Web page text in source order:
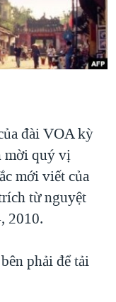
CUỘC'
NAM
SÂM
đài VOA kỳ
mời quý vị
mới viết của
từ nguyệt
2010.
phải để tải